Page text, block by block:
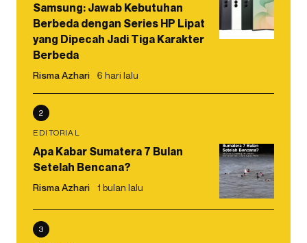
Samsung: Jawab Kebutuhan
Berbeda dengan Series HP Lipat
yang Dipecah Jadi Tiga Karakter
Berbeda
Risma Azhari 6 hari lalu
2
EDITORIAL
Apa Kabar Sumatera 7 Bulan
Setelah Bencana?
Risma Azhari 1 bulan lalu
3